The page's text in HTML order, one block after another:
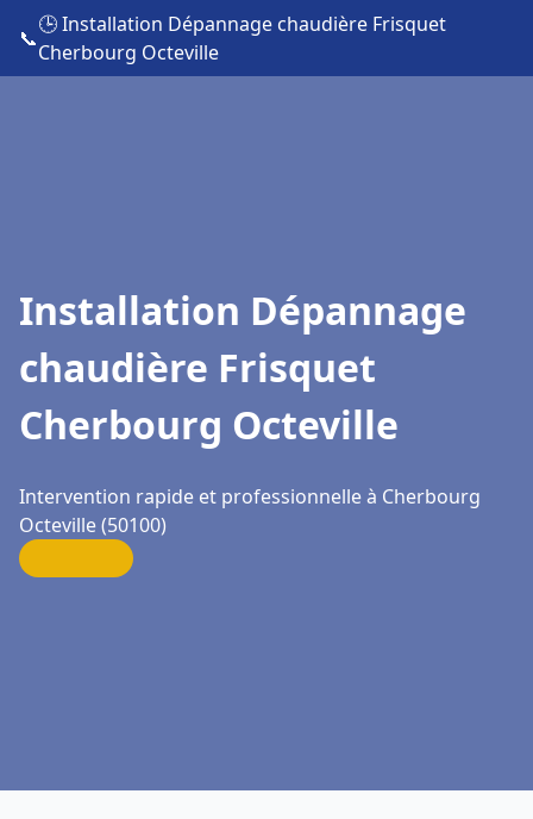
📞
🕒 Installation Dépannage chaudière Frisquet
Cherbourg Octeville
Installation Dépannage
chaudière Frisquet
Cherbourg Octeville
Intervention rapide et professionnelle à Cherbourg
Octeville (50100)